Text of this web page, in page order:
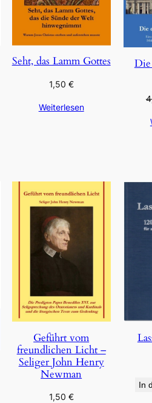
Seht, das Lamm Gottes
1,50 €
Weiterlesen
Geführt vom
freundlichen Licht –
Seliger John Henry
Newman
1,50 €
In